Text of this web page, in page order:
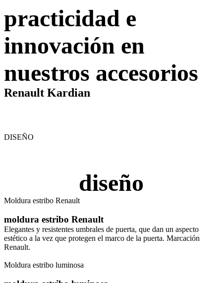
practicidad e
innovación en
nuestros accesorios
Renault Kardian
DISEÑO
diseño
Moldura estribo Renault
moldura estribo Renault
Elegantes y resistentes umbrales de puerta, que dan un aspecto
estético a la vez que protegen el marco de la puerta. Marcación
Renault.
Moldura estribo luminosa